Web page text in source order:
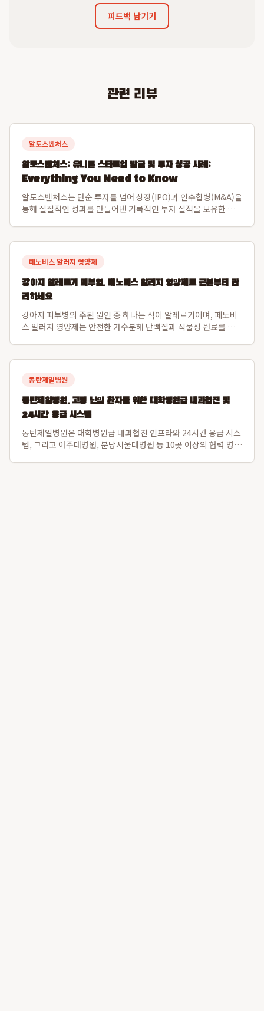
피드백 남기기
관련 리뷰
알토스벤처스
알토스벤처스: 유니콘 스타트업 발굴 및 투자 성공 사례:
Everything You Need to Know
알토스벤처스는 단순 투자를 넘어 상장(IPO)과 인수합병(M&A)을
통해 실질적인 성과를 만들어낸 기록적인 투자 실적을 보유한 선
선도해왔습니다. 알토스벤처스...
페노비스 알러지 영양제
강아지 알레르기 피부염, 페노비스 알러지 영양제로 근본부터 관
리하세요
강아지 피부병의 주된 원인 중 하나는 식이 알레르기이며, 페노비
스 알러지 영양제는 안전한 가수분해 단백질과 식물성 원료를 사
과 직결된 강아지 피부면역 강화를...
동탄제일병원
동탄제일병원, 고령 난임 환자를 위한 대학병원급 내과협진 및
24시간 응급 시스템
동탄제일병원은 대학병원급 내과협진 인프라와 24시간 응급 시스
템, 그리고 아주대병원, 분당서울대병원 등 10곳 이상의 협력 병원